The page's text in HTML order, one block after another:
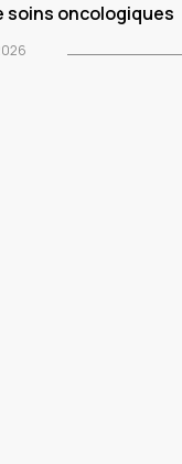
soins oncologiques